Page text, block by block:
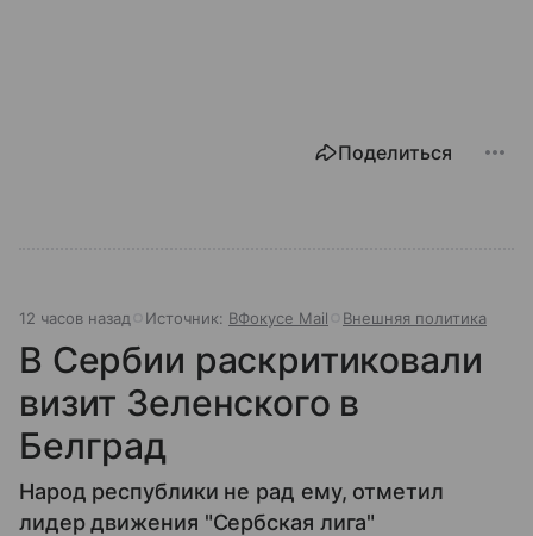
Поделиться
12 часов назад Источник: ВФокусе Mail Внешняя политика
В Сербии раскритиковали
визит Зеленского в
Белград
Народ республики не рад ему, отметил
лидер движения "Сербская лига"